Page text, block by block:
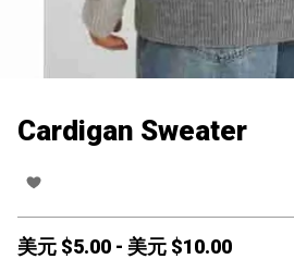
Cardigan Sweater
美元 $5.00 - 美元 $10.00